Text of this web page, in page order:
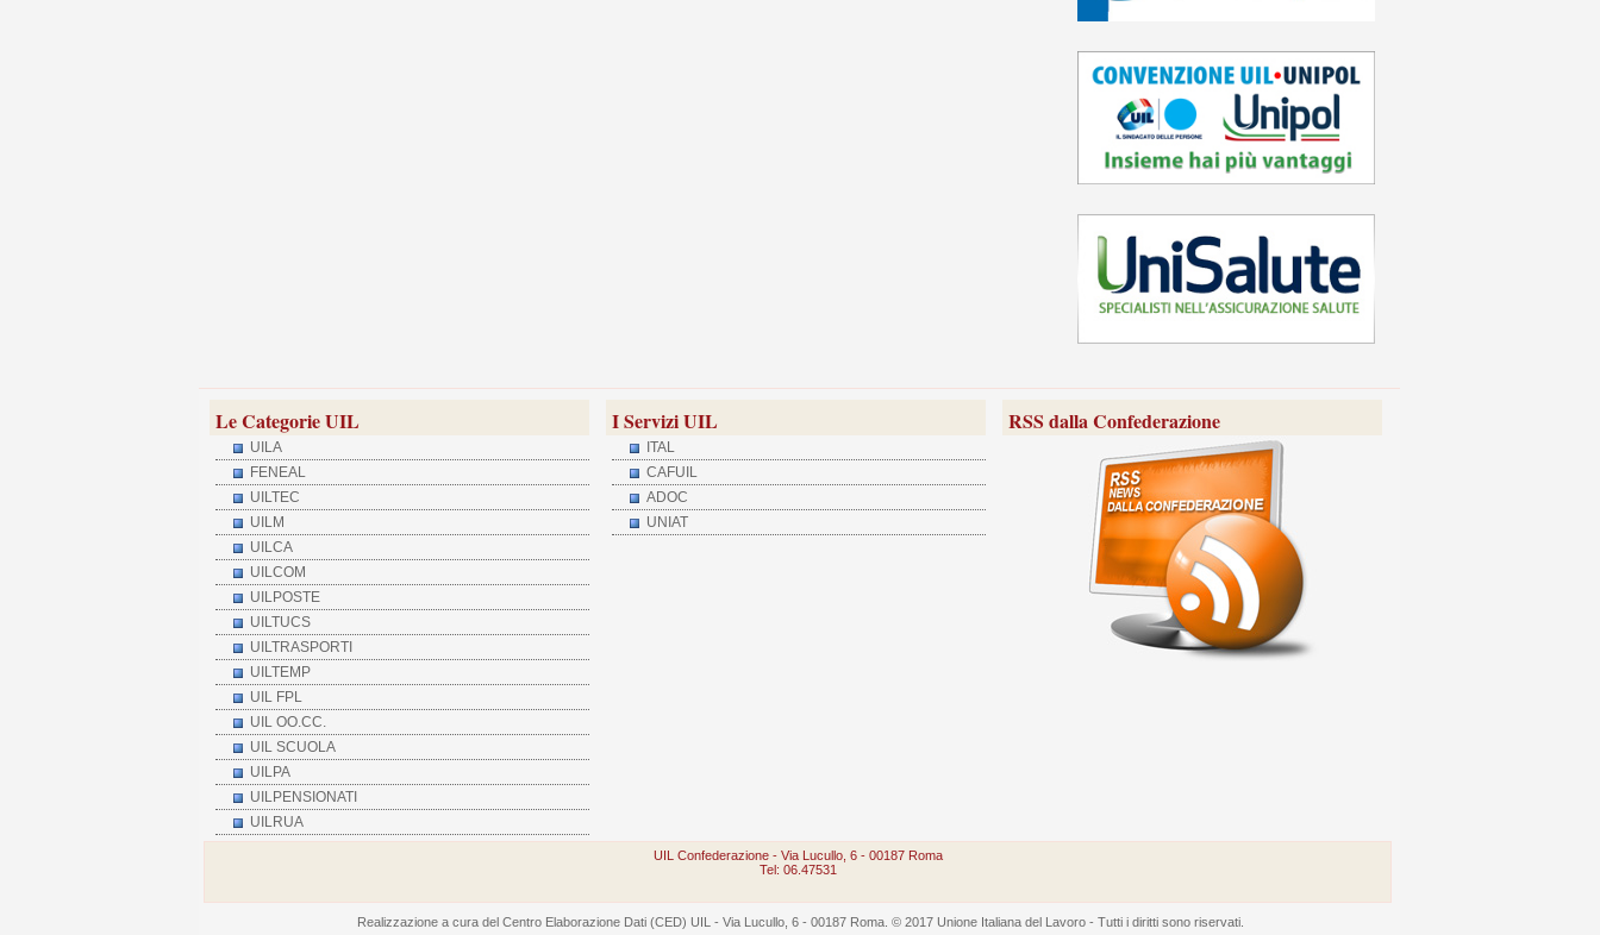
Le Categorie UIL
UILA
FENEAL
UILTEC
UILM
UILCA
UILCOM
UILPOSTE
UILTUCS
UILTRASPORTI
UILTEMP
UIL FPL
UIL OO.CC.
UIL SCUOLA
UILPA
UILPENSIONATI
UILRUA
I Servizi UIL
ITAL
CAFUIL
ADOC
UNIAT
RSS dalla Confederazione
UIL Confederazione - Via Lucullo, 6 - 00187 Roma
Tel: 06.47531
Realizzazione a cura del Centro Elaborazione Dati (CED) UIL - Via Lucullo, 6 - 00187 Roma. © 2017 Unione Italiana del Lavoro - Tutti i diritti sono riservati.